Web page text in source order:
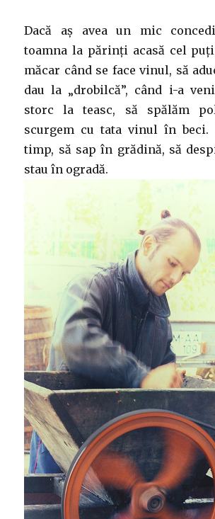
Dacă aș avea un mic
toamna la părinți acasă cel
măcar când se face vinul, să
dau la „drobilcă”, când i-a
storc la teasc, să spălăm
scurgem cu tata vinul în beci.
timp, să sap în grădină, să
stau în ogradă.